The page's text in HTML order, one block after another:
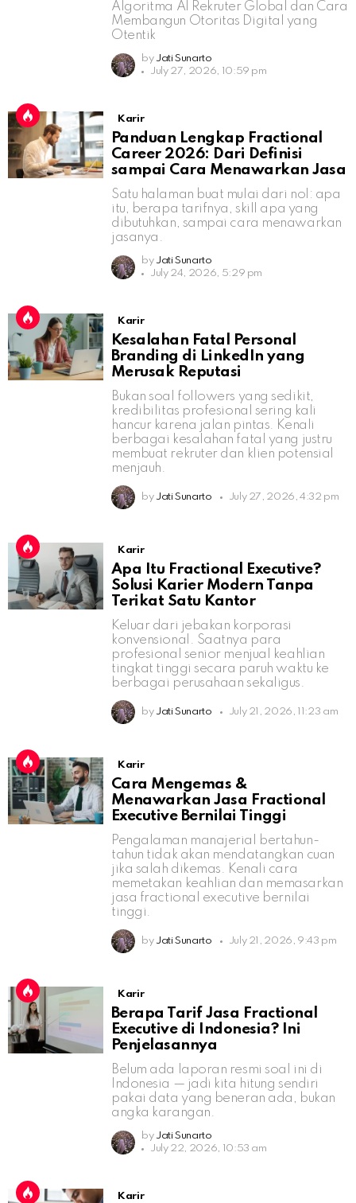
Algoritma AI Rekruter Global dan Cara
Membangun Otoritas Digital yang
Otentik
by Jati Sunarto
July 27, 2026, 10:59 pm
Karir
Panduan Lengkap Fractional
Career 2026: Dari Definisi
sampai Cara Menawarkan Jasa
Satu halaman buat mulai dari nol: apa
itu, berapa tarifnya, skill apa yang
dibutuhkan, sampai cara menawarkan
jasanya.
by Jati Sunarto
July 24, 2026, 5:29 pm
Karir
Kesalahan Fatal Personal
Branding di LinkedIn yang
Merusak Reputasi
Bukan soal followers yang sedikit,
kredibilitas profesional sering kali
hancur karena jalan pintas. Kenali
berbagai kesalahan fatal yang justru
membuat rekruter dan klien potensial
menjauh.
by Jati Sunarto July 27, 2026, 4:32 pm
Karir
Apa Itu Fractional Executive?
Solusi Karier Modern Tanpa
Terikat Satu Kantor
Keluar dari jebakan korporasi
konvensional. Saatnya para
profesional senior menjual keahlian
tingkat tinggi secara paruh waktu ke
berbagai perusahaan sekaligus.
by Jati Sunarto July 21, 2026, 11:23 am
Karir
Cara Mengemas &
Menawarkan Jasa Fractional
Executive Bernilai Tinggi
Pengalaman manajerial bertahun-
tahun tidak akan mendatangkan cuan
jika salah dikemas. Kenali cara
memetakan keahlian dan memasarkan
jasa fractional executive bernilai
tinggi.
by Jati Sunarto July 21, 2026, 9:43 pm
Karir
Berapa Tarif Jasa Fractional
Executive di Indonesia? Ini
Penjelasannya
Belum ada laporan resmi soal ini di
Indonesia — jadi kita hitung sendiri
pakai data yang beneran ada, bukan
angka karangan.
by Jati Sunarto
July 22, 2026, 10:53 am
Karir